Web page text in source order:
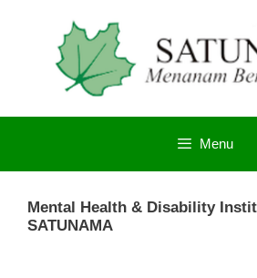
Menu
Mental Health & Disability
SATUNAMA